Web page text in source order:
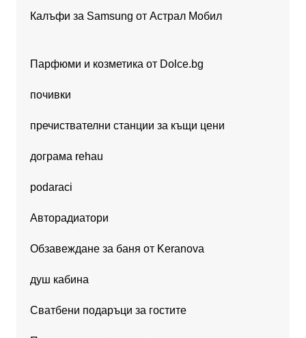
Калъфи за Samsung от Астрал Мобил
Парфюми и козметика от Dolce.bg
почивки
пречиствателни станции за къщи цени
дограма rehau
podaraci
Авторадиатори
Обзавеждане за баня от Keranova
душ кабина
Сватбени подаръци за гостите